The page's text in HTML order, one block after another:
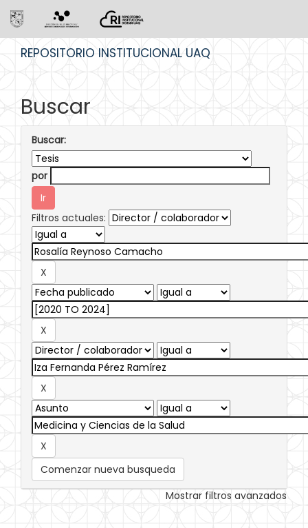
REPOSITORIO INSTITUCIONAL UAQ
Buscar
Buscar:
por
Filtros actuales:
Comenzar nueva busqueda
Mostrar filtros avanzados